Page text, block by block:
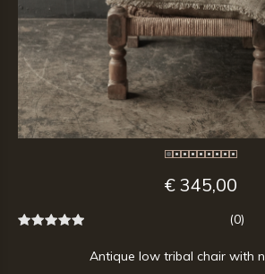
€ 345,00
(0)
Antique low tribal chair with